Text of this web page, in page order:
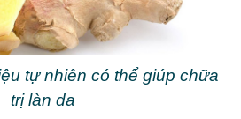
tự nhiên có thể giúp chữa
trị làn da